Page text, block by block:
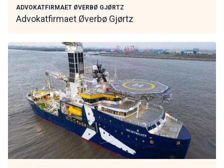
ADVOKATFIRMAET ØVERBØ GJØRTZ
Advokatfirmaet Øverbø Gjørtz